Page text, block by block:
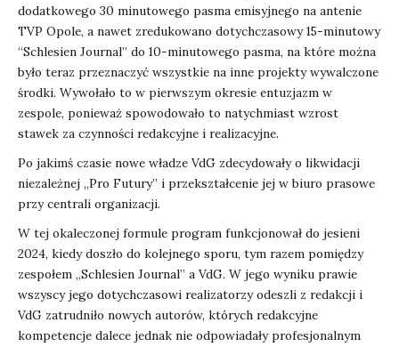
dodatkowego 30 minutowego pasma emisyjnego na antenie
TVP Opole, a nawet zredukowano dotychczasowy 15-minutowy
“Schlesien Journal” do 10-minutowego pasma, na które można
było teraz przeznaczyć wszystkie na inne projekty wywalczone
środki. Wywołało to w pierwszym okresie entuzjazm w
zespole, ponieważ spowodowało to natychmiast wzrost
stawek za czynności redakcyjne i realizacyjne.
Po jakimś czasie nowe władze VdG zdecydowały o likwidacji
niezależnej „Pro Futury” i przekształcenie jej w biuro prasowe
przy centrali organizacji.
W tej okaleczonej formule program funkcjonował do jesieni
2024, kiedy doszło do kolejnego sporu, tym razem pomiędzy
zespołem „Schlesien Journal” a VdG. W jego wyniku prawie
wszyscy jego dotychczasowi realizatorzy odeszli z redakcji i
VdG zatrudniło nowych autorów, których redakcyjne
kompetencje dalece jednak nie odpowiadały profesjonalnym